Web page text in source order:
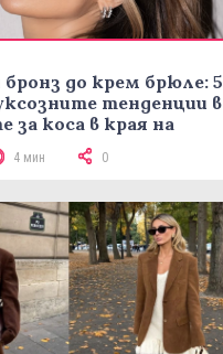
до крем брюле: 5
тенденции в
за коса в края на
4 мин 0